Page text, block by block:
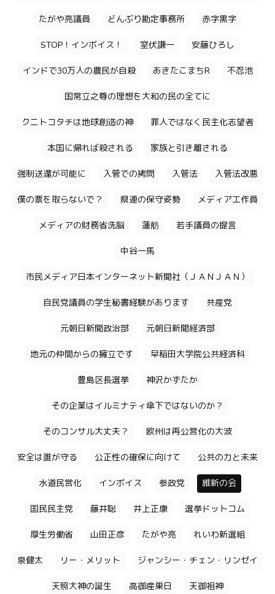
たがや亮議員 どんぶり勘定事務所 赤字黒字
STOP！インボイス！ 室伏謙一 安藤ひろし
インドで30万人の農民が自殺 あきたこまちR 不忍池
国常立之尊の理想を大和の民の全てに
クニトコタチは地球創造の神 罪人ではなく民主化志望者
本国に帰れば殺される 家族と引き離される
強制送還が可能に 入管での拷問 入管法 入管法改悪
僕の票を取らないで？ 県連の保守姿勢 メディア工作員
メディアの財務省洗脳 蓮舫 若手議員の提言
中谷一馬
市民メディア日本インターネット新聞社（ＪＡＮＪＡＮ）
自民党議員の学生秘書経験があります 共産党
元朝日新聞政治部 元朝日新聞経済部
地元の仲間からの擁立です 早稲田大学院公共経済科
豊島区長選挙 神沢かずたか
その企業はイルミナティ傘下ではないのか？
そのコンサル大丈夫？ 欧州は再公営化の大波
安全は誰が守る 公正性の確保に向けて 公共の力と未来
水道民営化 インボイス 参政党 維新の会
国民民主党 藤井聡 井上正康 選挙ドットコム
厚生労働省 山田正彦 たがや亮 れいわ新選組
泉健太 リー・メリット ジャンシー・チェン・リンゼイ
天照大神の誕生 高御産巣日 天御祖神